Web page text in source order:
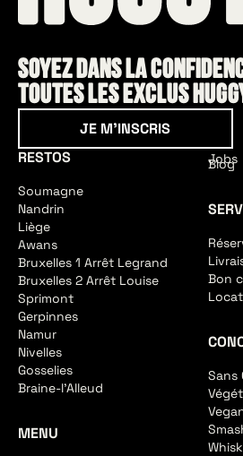
Soyez dans la
toutes les exclus
JE M'INSCRIS
RESTOS
Soumagne
Nandrin
Liège
Awans
Bruxelles 1 Arrêt Legrand
Bruxelles 2 Arrêt Louise
Sprimont
Gerpinnes
Namur
Nivelles
Gosselies
Braine-l'Alleud
MENU
Jobs
Blog
Bon
Sans